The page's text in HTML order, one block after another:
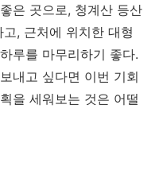
은 곳으로, 청계산 등산
, 근처에 위치한 대형
루를 마무리하기 좋다.
내고 싶다면 이번 기회
을 세워보는 것은 어떨